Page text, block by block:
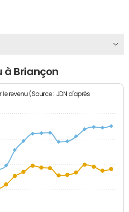
à Briançon
revenu (Source : JDN d'après